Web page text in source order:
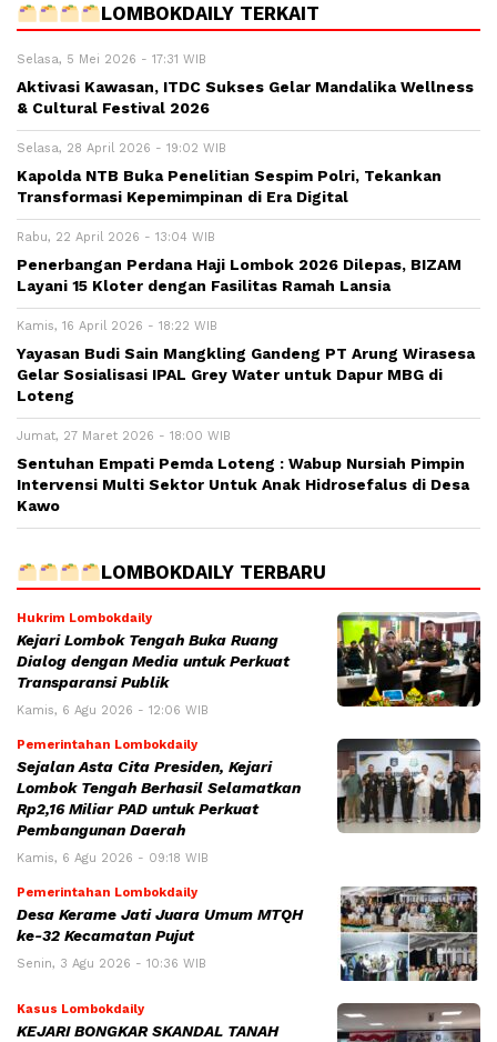
LOMBOKDAILY TERKAIT
Selasa, 5 Mei 2026 - 17:31 WIB
Aktivasi Kawasan, ITDC Sukses Gelar Mandalika Wellness
& Cultural Festival 2026
Selasa, 28 April 2026 - 19:02 WIB
Kapolda NTB Buka Penelitian Sespim Polri, Tekankan
Transformasi Kepemimpinan di Era Digital
Rabu, 22 April 2026 - 13:04 WIB
Penerbangan Perdana Haji Lombok 2026 Dilepas, BIZAM
Layani 15 Kloter dengan Fasilitas Ramah Lansia
Kamis, 16 April 2026 - 18:22 WIB
Yayasan Budi Sain Mangkling Gandeng PT Arung Wirasesa
Gelar Sosialisasi IPAL Grey Water untuk Dapur MBG di
Loteng
Jumat, 27 Maret 2026 - 18:00 WIB
Sentuhan Empati Pemda Loteng : Wabup Nursiah Pimpin
Intervensi Multi Sektor Untuk Anak Hidrosefalus di Desa
Kawo
LOMBOKDAILY TERBARU
Hukrim Lombokdaily
Kejari Lombok Tengah Buka Ruang
Dialog dengan Media untuk Perkuat
Transparansi Publik
Kamis, 6 Agu 2026 - 12:06 WIB
Pemerintahan Lombokdaily
Sejalan Asta Cita Presiden, Kejari
Lombok Tengah Berhasil Selamatkan
Rp2,16 Miliar PAD untuk Perkuat
Pembangunan Daerah
Kamis, 6 Agu 2026 - 09:18 WIB
Pemerintahan Lombokdaily
Desa Kerame Jati Juara Umum MTQH
ke-32 Kecamatan Pujut
Senin, 3 Agu 2026 - 10:36 WIB
Kasus Lombokdaily
KEJARI BONGKAR SKANDAL TANAH